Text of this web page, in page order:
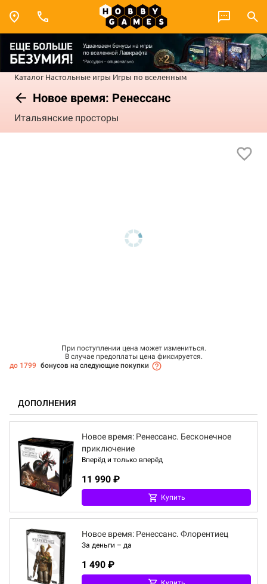
Каталог Настольные игры Игры по вселенным
Новое время: Ренессанс
Итальянские просторы
При поступлении цена может измениться.
В случае предоплаты цена фиксируется.
до 1799 бонусов на следующие покупки
ДОПОЛНЕНИЯ
Новое время: Ренессанс. Бесконечное
приключение
Вперёд и только вперёд
11 990 ₽
Купить
Новое время: Ренессанс. Флорентиец
За деньги – да
1 490 ₽